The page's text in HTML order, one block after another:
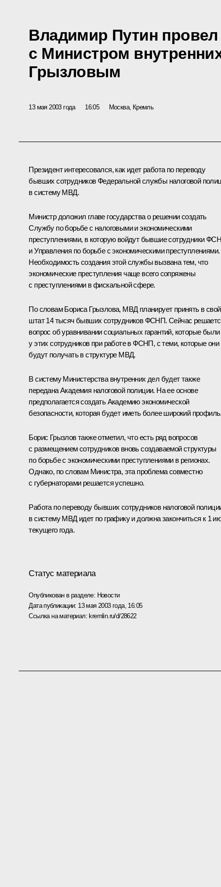
Владимир Путин
с Министром
Грызловым
13 мая 2003 года 16:05 Москва, Кремль
Президент интересовался, как идет работа по переводу
бывших сотрудников Федеральной службы налоговой
в систему МВД.
Министр доложил главе государства о решении создать
Службу по борьбе с налоговыми и экономическими
преступлениями, в которую войдут бывшие сотрудники
и Управления по борьбе с экономическими преступлениями.
Необходимость создания этой службы вызвана тем, что
экономические преступления чаще всего сопряжены
с преступлениями в фискальной сфере.
По словам Бориса Грызлова, МВД планирует принять в свой
штат 14 тысяч бывших сотрудников ФСНП. Сейчас
вопрос об уравнивании социальных гарантий, которые были
у этих сотрудников при работе в ФСНП, с теми, которые они
будут получать в структуре МВД.
В систему Министерства внутренних дел будет также
передана Академия налоговой полиции. На ее основе
предполагается создать Академию экономической
безопасности, которая будет иметь более широкий
Борис Грызлов также отметил, что есть ряд вопросов
с размещением сотрудников вновь создаваемой структуры
по борьбе с экономическими преступлениями в регионах.
Однако, по словам Министра, эта проблема совместно
с губернаторами решается успешно.
Работа по переводу бывших сотрудников налоговой
в систему МВД идет по графику и должна закончиться к 1
текущего года.
Статус материала
Опубликован в разделе: Новости
Дата публикации: 13 мая 2003 года, 16:05
Ссылка на материал:kremlin.ru/d/28622